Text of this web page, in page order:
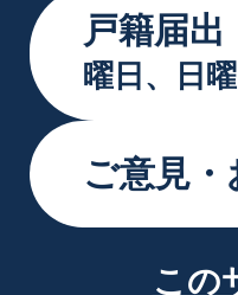
戸籍届
曜日、日
ご意見
この